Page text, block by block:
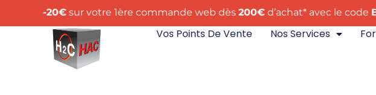
-20€sur votre 1ère commande web dès 200€d’achat* avec le code
Vos Points De Vente Nos Services